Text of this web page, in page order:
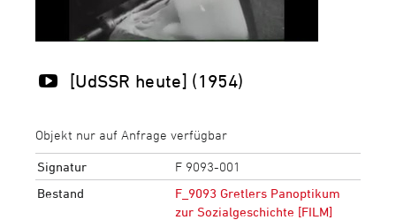
abspielen
[UdSSR heute] (1954)
Objekt nur auf Anfrage verfügbar
Signatur
F 9093-001
Bestand
F_9093 Gretlers Panoptikum
zur Sozialgeschichte [FILM]